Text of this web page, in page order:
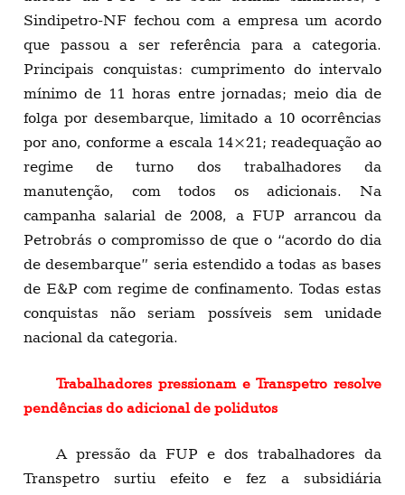
Sindipetro-NF fechou com a empresa um acordo
que passou a ser referência para a categoria.
Principais conquistas: cumprimento do intervalo
mínimo de 11 horas entre jornadas; meio dia de
folga por desembarque, limitado a 10 ocorrências
por ano, conforme a escala 14×21; readequação ao
regime de turno dos trabalhadores da
manutenção, com todos os adicionais. Na
campanha salarial de 2008, a FUP arrancou da
Petrobrás o compromisso de que o “acordo do dia
de desembarque” seria estendido a todas as bases
de E&P com regime de confinamento. Todas estas
conquistas não seriam possíveis sem unidade
nacional da categoria.
Trabalhadores pressionam e Transpetro resolve
pendências do adicional de polidutos
A pressão da FUP e dos trabalhadores da
Transpetro surtiu efeito e fez a subsidiária